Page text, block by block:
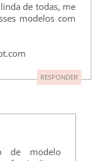
de todas, me
modelos com
RESPONDER
de modelo